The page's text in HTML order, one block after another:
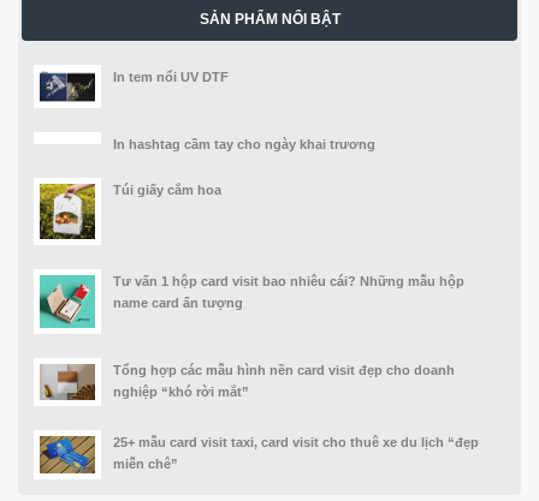
SẢN PHẨM NỔI BẬT
In tem nổi UV DTF
In hashtag cầm tay cho ngày khai trương
Túi giấy cắm hoa
Tư vấn 1 hộp card visit bao nhiêu cái? Những mẫu hộp
name card ấn tượng
Tổng hợp các mẫu hình nền card visit đẹp cho doanh
nghiệp “khó rời mắt”
25+ mẫu card visit taxi, card visit cho thuê xe du lịch “đẹp
miễn chê”